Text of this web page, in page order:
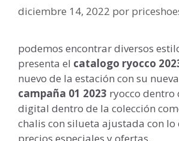
diciembre 14, 2022 por
podemos encontrar diversos
presenta el catalogo ryocco
nuevo de la estación con su nueva
campaña 01 2023 ryocco dentro
digital dentro de la colección
chalis con silueta ajustada con lo